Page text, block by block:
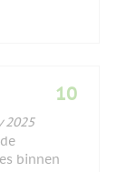
2025
2025
10
binnen